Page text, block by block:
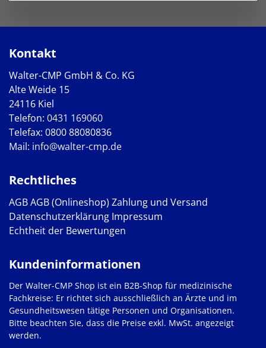
Kontakt
Walter-CMP GmbH & Co. KG
Alte Weide 15
24116 Kiel
Telefon: 0431 169060
Telefax: 0800 88080836
Mail: info@walter-cmp.de
Rechtliches
AGBAGB (Onlineshop) Zahlung und Versand
Datenschutzerklärung Impressum
Echtheit der Bewertungen
Kundeninformationen
Der Walter-CMP Shop ist ein B2B-Shop für medizinische
Fachkreise: Er richtet sich ausschließlich an Ärzte und im
Gesundheitswesen tätige Personen und Organisationen.
Bitte beachten Sie, dass die Preise exkl. MwSt. angezeigt
werden.